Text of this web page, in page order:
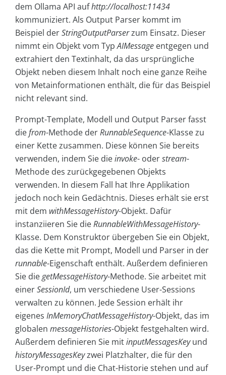
dem Ollama API aufhttp://localhost:11434
kommuniziert. Als Output Parser kommt im
Beispiel derStringOutputParserzum Einsatz. Dieser
nimmt ein Objekt vom TypAIMessage entgegen und
extrahiert den Textinhalt, da das ursprüngliche
Objekt neben diesem Inhalt noch eine ganze Reihe
von Metainformationen enthält, die für das Beispiel
nicht relevant sind.
Prompt-Template, Modell und Output Parser fasst
diefrom-Methode derRunnableSequence-Klasse zu
einer Kette zusammen. Diese können Sie bereits
verwenden, indem Sie dieinvoke- oderstream-
Methode des zurückgegebenen Objekts
verwenden. In diesem Fall hat Ihre Applikation
jedoch noch kein Gedächtnis. Dieses erhält sie erst
mit dem withMessageHistory-Objekt. Dafür
instanziieren Sie dieRunnableWithMessageHistory-
Klasse. Dem Konstruktor übergeben Sie ein Objekt,
das die Kette mit Prompt, Modell und Parser in der
runnable-Eigenschaft enthält. Außerdem definieren
Sie diegetMessageHistory-Methode. Sie arbeitet mit
einerSessionId, um verschiedene User-Sessions
verwalten zu können. Jede Session erhält ihr
eigenes InMemoryChatMessageHistory-Objekt, das im
globalen messageHistories-Objekt festgehalten wird.
Außerdem definieren Sie mitinputMessagesKeyund
historyMessagesKeyzwei Platzhalter, die für den
User-Prompt und die Chat-Historie stehen und auf